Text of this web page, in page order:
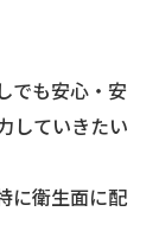
でも安心・安
していきたい
に衛生面に配